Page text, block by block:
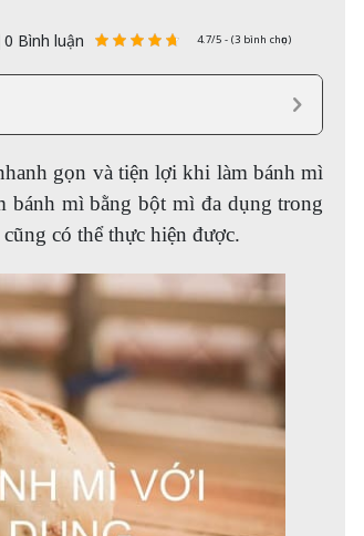
0 Bình luận 4.7/5 - (3 bình chọn)
gọn và tiện lợi khi làm bánh mì
bánh mì bằng bột mì đa dụng trong
có thể thực hiện được.